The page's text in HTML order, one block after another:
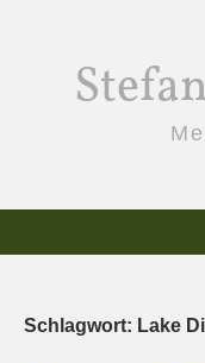
Schlagwort: Lake